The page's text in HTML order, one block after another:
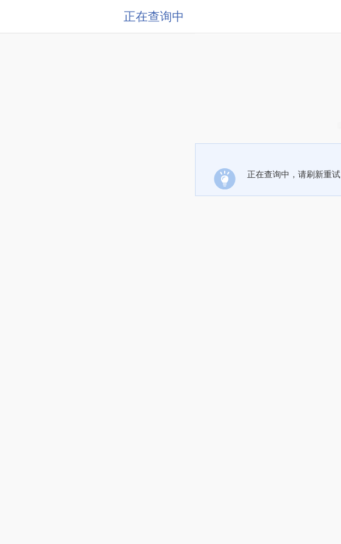
正在查询中
正在查询中，请刷新重试